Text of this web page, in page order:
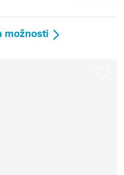
možnosti